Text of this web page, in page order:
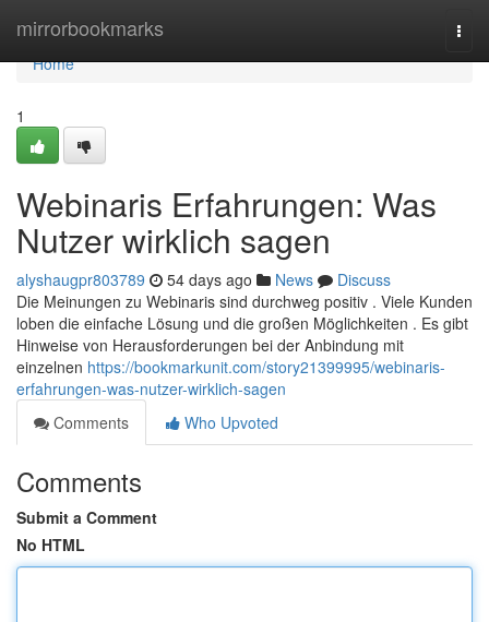
mirrorbookmarks
Home
Home
1
Webinaris Erfahrungen: Was
Nutzer wirklich sagen
alyshaugpr803789 54 days ago News
Discuss
Die Meinungen zu Webinaris sind durchweg positiv . Viele Kunden
loben die einfache Lösung und die großen Möglichkeiten . Es gibt
Hinweise von Herausforderungen bei der Anbindung mit
einzelnen https://bookmarkunit.com/story21399995/webinaris-
erfahrungen-was-nutzer-wirklich-sagen
Comments
Who Upvoted
Comments
Submit a Comment
No HTML